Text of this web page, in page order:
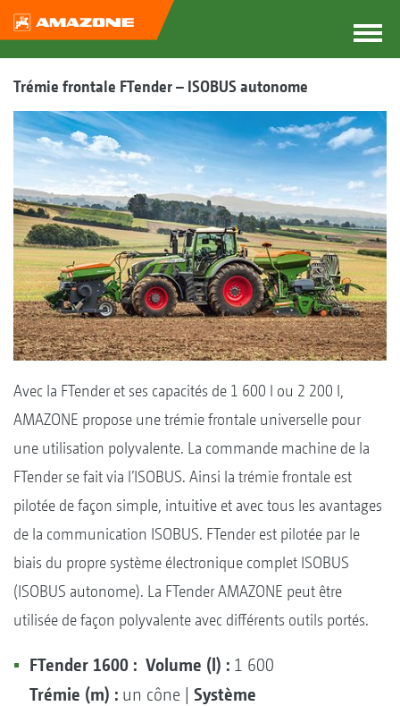
Trémie frontale FTender – ISOBUS autonome
Avec la FTender et ses capacités de 1 600 l ou 2 200 l,
AMAZONE propose une trémie frontale universelle pour
une utilisation polyvalente. La commande machine de la
FTender se fait via l’ISOBUS. Ainsi la trémie frontale est
pilotée de façon simple, intuitive et avec tous les avantages
de la communication ISOBUS. FTender est pilotée par le
biais du propre système électronique complet ISOBUS
(ISOBUS autonome). La FTender AMAZONE peut être
utilisée de façon polyvalente avec différents outils portés.
FTender 1600 : Volume (l) : 1 600
Trémie (m) : un cône | Système